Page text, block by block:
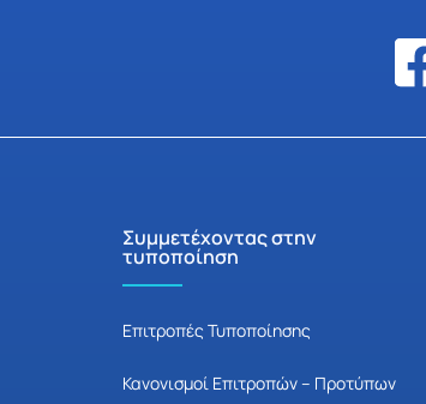
Συμμετέχοντας στην
τυποποίηση
Επιτροπές Τυποποίησης
Κανονισμοί Επιτροπών – Προτύπων